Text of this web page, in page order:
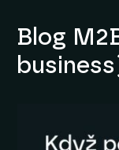
Blog